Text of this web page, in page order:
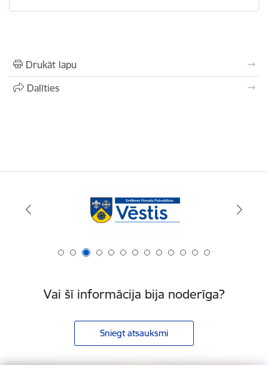
Drukāt lapu
Dalīties
Vai šī informācija bija noderīga?
Sniegt atsauksmi